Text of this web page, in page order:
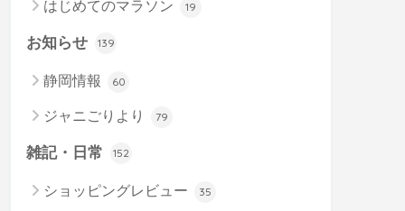
はじめてのマラソン 19
お知らせ 139
静岡情報 60
ジャニごりより 79
雑記・日常 152
ショッピングレビュー 35